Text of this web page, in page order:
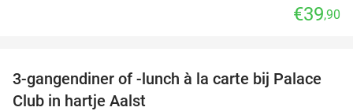
€39,90
42%
3-gangendiner of -lunch à la carte bij Palace
Club in hartje Aalst